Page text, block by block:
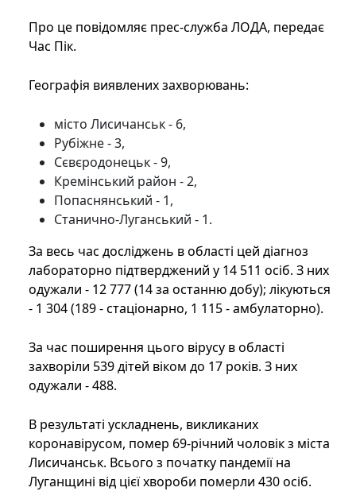
Про це повідомляє прес-служба ЛОДА, передає
Час Пік.
Географія виявлених захворювань:
місто Лисичанськ - 6,
Рубіжне - 3,
Сєвєродонецьк - 9,
Кремінський район - 2,
Попаснянський - 1,
Станично-Луганський - 1.
За весь час досліджень в області цей діагноз
лабораторно підтверджений у 14 511 осіб. З них
одужали - 12 777 (14 за останню добу); лікуються
- 1 304 (189 - стаціонарно, 1 115 - амбулаторно).
За час поширення цього вірусу в області
захворіли 539 дітей віком до 17 років. З них
одужали - 488.
В результаті ускладнень, викликаних
коронавірусом, помер 69-річний чоловік з міста
Лисичанськ. Всього з початку пандемії на
Луганщині від цієї хвороби померли 430 осіб.